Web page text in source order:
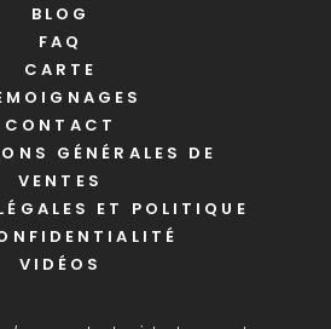
BLOG
FAQ
CARTE
CONTACT
GÉNÉRALES DE
VENTES
ET POLITIQUE
VIDÉOS